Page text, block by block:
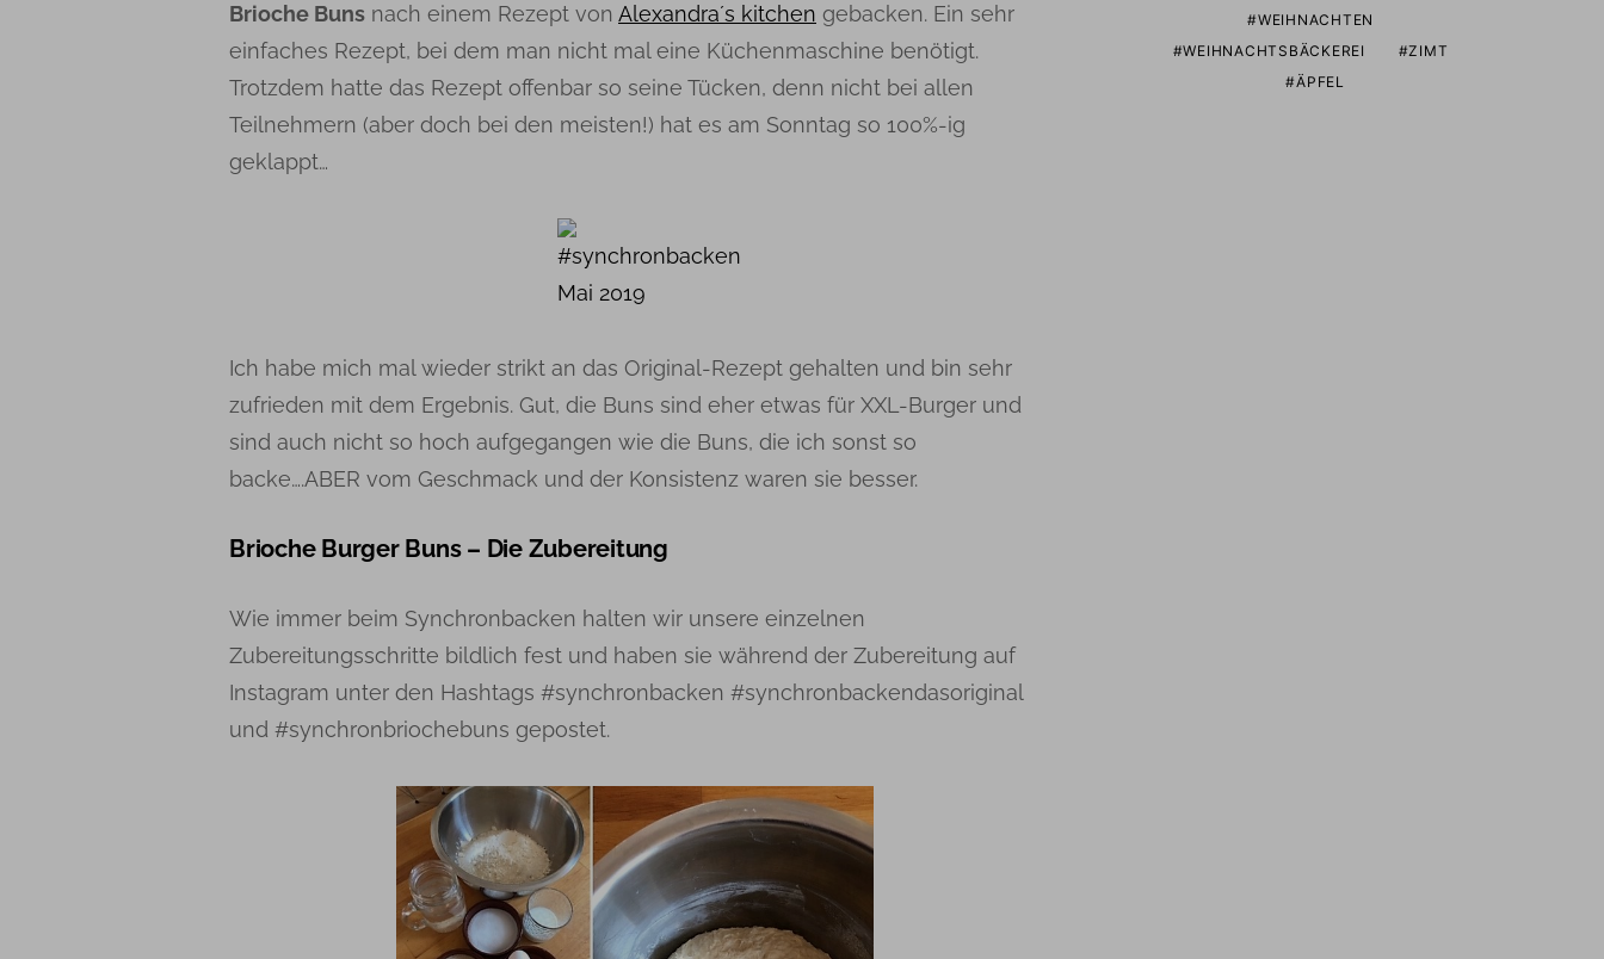
Brioche Buns nach einem Rezept von Alexandra´s kitchen gebacken. Ein sehr
einfaches Rezept, bei dem man nicht mal eine Küchenmaschine benötigt.
Trotzdem hatte das Rezept offenbar so seine Tücken, denn nicht bei allen
Teilnehmern (aber doch bei den meisten!) hat es am Sonntag so 100%-ig
geklappt…
Ich habe mich mal wieder strikt an das Original-Rezept gehalten und bin sehr
zufrieden mit dem Ergebnis. Gut, die Buns sind eher etwas für XXL-Burger und
sind auch nicht so hoch aufgegangen wie die Buns, die ich sonst so
backe….ABER vom Geschmack und der Konsistenz waren sie besser.
Brioche Burger Buns – Die Zubereitung
Wie immer beim Synchronbacken halten wir unsere einzelnen
Zubereitungsschritte bildlich fest und haben sie während der Zubereitung auf
Instagram unter den Hashtags #synchronbacken #synchronbackendasoriginal
und #synchronbriochebuns gepostet.
WEIHNACHTEN
WEIHNACHTSBÄCKEREI
ZIMT
ÄPFEL